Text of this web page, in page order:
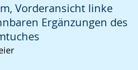
Vorderansicht linke
Ergänzungen des